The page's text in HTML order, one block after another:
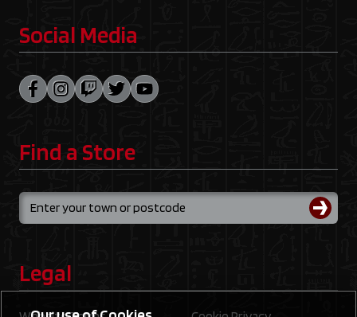
Social Media
Find a Store
Legal